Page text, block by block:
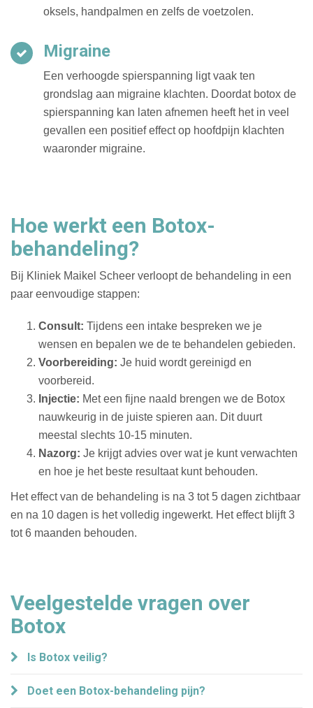
oksels, handpalmen en zelfs de voetzolen.
Migraine
Een verhoogde spierspanning ligt vaak ten
grondslag aan migraine klachten. Doordat botox de
spierspanning kan laten afnemen heeft het in veel
gevallen een positief effect op hoofdpijn klachten
waaronder migraine.
Hoe werkt een Botox-
behandeling?
Bij Kliniek Maikel Scheer verloopt de behandeling in een
paar eenvoudige stappen:
Consult: Tijdens een intake bespreken we je
wensen en bepalen we de te behandelen gebieden.
Voorbereiding: Je huid wordt gereinigd en
voorbereid.
Injectie: Met een fijne naald brengen we de Botox
nauwkeurig in de juiste spieren aan. Dit duurt
meestal slechts 10-15 minuten.
Nazorg: Je krijgt advies over wat je kunt verwachten
en hoe je het beste resultaat kunt behouden.
Het effect van de behandeling is na 3 tot 5 dagen zichtbaar
en na 10 dagen is het volledig ingewerkt. Het effect blijft 3
tot 6 maanden behouden.
Veelgestelde vragen over
Botox
Is Botox veilig?
Doet een Botox-behandeling pijn?